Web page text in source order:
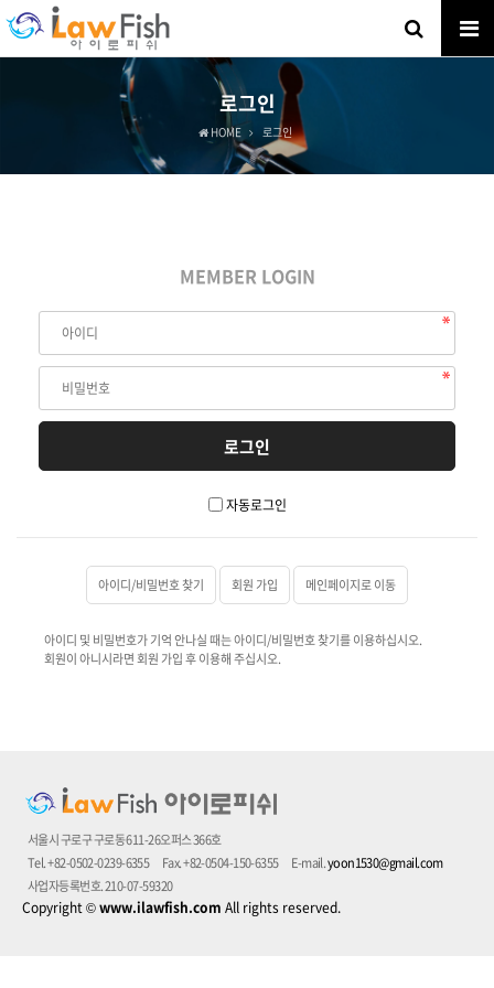
로그인
HOME 로그인
MEMBER LOGIN
자동로그인
아이디/비밀번호 찾기 회원 가입 메인페이지로 이동
아이디 및 비밀번호가 기억 안나실 때는 아이디/비밀번호 찾기를 이용하십시오.
회원이 아니시라면 회원 가입 후 이용해 주십시오.
서울시 구로구 구로동 611-26오퍼스 366호
Tel. +82-0502-0239-6355
Fax. +82-0504-150-6355 E-mail.yoon1530@gmail.com
사업자등록번호. 210-07-59320
Copyright©www.ilawfish.com All rights reserved.